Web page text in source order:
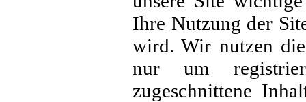
Ihre Nutzung der
wird. Wir nutzen
nur um
zugeschnittene